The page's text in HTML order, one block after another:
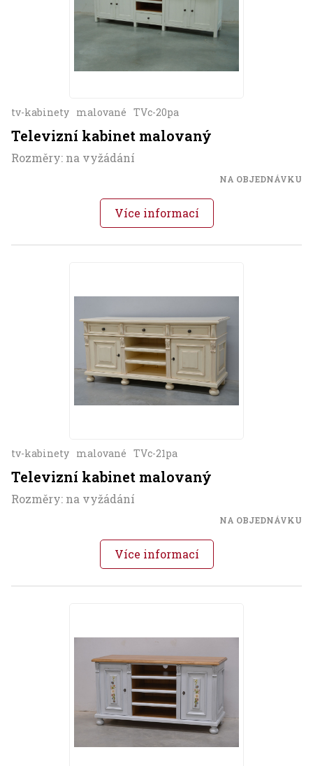
tv-kabinety malované TVc-20pa
Televizní kabinet malovaný
Rozměry: na vyžádání
NA OBJEDNÁVKU
Více informací
tv-kabinety malované TVc-21pa
Televizní kabinet malovaný
Rozměry: na vyžádání
NA OBJEDNÁVKU
Více informací